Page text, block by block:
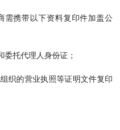
需携带以下资料复印件加盖公
委托代理人身份证；
织的营业执照等证明文件复印